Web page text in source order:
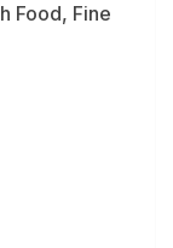
Food, Fine